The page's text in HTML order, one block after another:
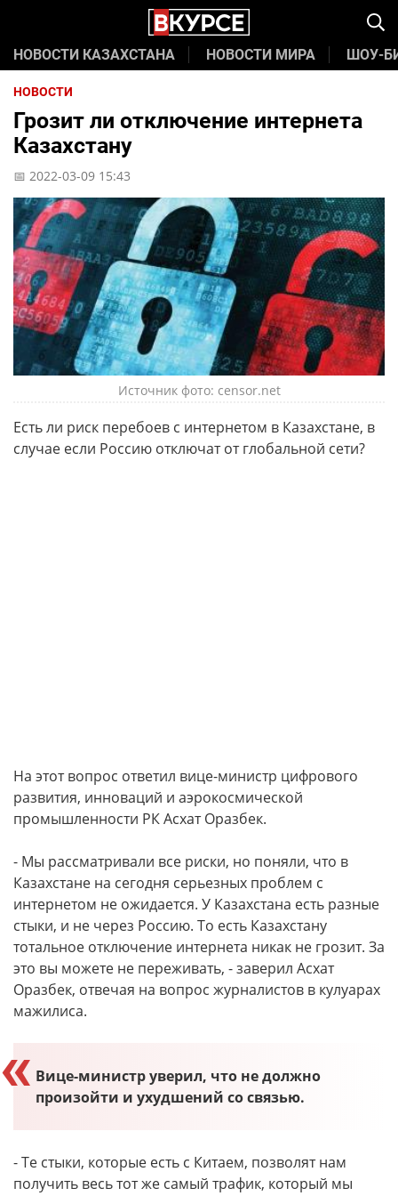
НОВОСТИ КАЗАХСТАНА НОВОСТИ МИРА ШОУ-
НОВОСТИ
Грозит ли отключение интернета
Казахстану
📅 2022-03-09 15:43
Источник фото: censor.net
Есть ли риск перебоев с интернетом в Казахстане, в
случае если Россию отключат от глобальной сети?
На этот вопрос ответил вице-министр цифрового
развития, инноваций и аэрокосмической
промышленности РК Асхат Оразбек.
- Мы рассматривали все риски, но поняли, что в
Казахстане на сегодня серьезных проблем с
интернетом не ожидается. У Казахстана есть разные
стыки, и не через Россию. То есть Казахстану
тотальное отключение интернета никак не грозит. За
это вы можете не переживать, - заверил Асхат
Оразбек, отвечая на вопрос журналистов в кулуарах
мажилиса.
Вице-министр уверил, что не должно
произойти и ухудшений со связью.
- Те стыки, которые есть с Китаем, позволят нам
получить весь тот же самый трафик, который мы